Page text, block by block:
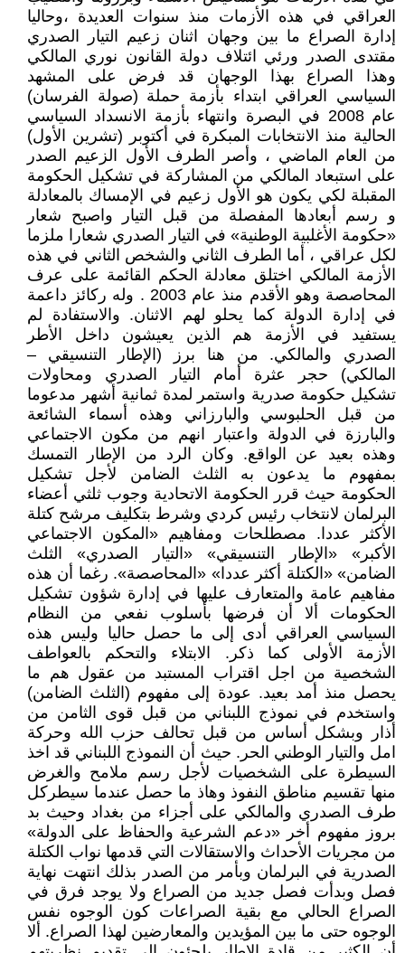
العراقي في هذه الأزمات منذ سنوات العديدة ،وحاليا
إدارة الصراع ما بين وجهان اثنان زعيم التيار الصدري
مقتدى الصدر ورئي ائتلاف دولة القانون نوري المالكي
وهذا الصراع بهذا الوجهان قد فرض على المشهد
السياسي العراقي ابتداء بأزمة حملة (صولة الفرسان)
عام 2008 في البصرة وانتهاء بأزمة الانسداد السياسي
الحالية منذ الانتخابات المبكرة في أكتوبر (تشرين الأول)
من العام الماضي ، وأصر الطرف الأول الزعيم الصدر
على استبعاد المالكي من المشاركة في تشكيل الحكومة
المقبلة لكي يكون هو الأول زعيم في الإمساك بالمعادلة
و رسم أبعادها المفصلة من قبل التيار واصبح شعار
«حكومة الأغلبية الوطنية» في التيار الصدري شعارا ملزما
لكل عراقي ، أما الطرف الثاني والشخص الثاني في هذه
الأزمة المالكي اختلق معادلة الحكم القائمة على عرف
المحاصصة وهو الأقدم منذ عام 2003 . وله ركائز داعمة
في إدارة الدولة كما يحلو لهم الاثنان. والاستفادة لم
يستفيد في الأزمة هم الذين يعيشون داخل الأطر
الصدري والمالكي. من هنا برز (الإطار التنسيقي –
المالكي) حجر عثرة أمام التيار الصدري ومحاولات
تشكيل حكومة صدرية واستمر لمدة ثمانية أشهر مدعوما
من قبل الحلبوسي والبارزاني وهذه أسماء الشائعة
والبارزة في الدولة واعتبار انهم من مكون الاجتماعي
وهذه بعيد عن الواقع. وكان الرد من الإطار التمسك
بمفهوم ما يدعون به الثلث الضامن لأجل تشكيل
الحكومة حيث قرر الحكومة الاتحادية وجوب ثلثي أعضاء
البرلمان لانتخاب رئيس كردي وشرط بتكليف مرشح كتلة
الأكثر عددا. مصطلحات ومفاهيم «المكون الاجتماعي
الأكبر» «الإطار التنسيقي» «التيار الصدري» الثلث
الضامن» «الكتلة أكثر عددا» «المحاصصة». رغما أن هذه
مفاهيم عامة والمتعارف عليها في إدارة شؤون تشكيل
الحكومات ألا أن فرضها بأسلوب نفعي من النظام
السياسي العراقي أدى إلى ما حصل حاليا وليس هذه
الأزمة الأولى كما ذكر. الابتلاء والتحكم بالعواطف
الشخصية من اجل اقتراب المستبد من عقول هم ما
يحصل منذ أمد بعيد. عودة إلى مفهوم (الثلث الضامن)
واستخدم في نموذج اللبناني من قبل قوى الثامن من
أذار وبشكل أساس من قبل تحالف حزب الله وحركة
امل والتيار الوطني الحر. حيث أن النموذج اللبناني قد اخذ
السيطرة على الشخصيات لأجل رسم ملامح والغرض
منها تقسيم مناطق النفوذ وهاذ ما حصل عندما سيطركل
طرف الصدري والمالكي على أجزاء من بغداد وحيث بد
بروز مفهوم أخر «دعم الشرعية والحفاظ على الدولة»
من مجريات الأحداث والاستقالات التي قدمها نواب الكتلة
الصدرية في البرلمان وبأمر من الصدر بذلك انتهت نهاية
فصل وبدأت فصل جديد من الصراع ولا يوجد فرق في
الصراع الحالي مع بقية الصراعات كون الوجوه نفس
الوجوه حتى ما بين المؤيدين والمعارضين لهذا الصراع. ألا